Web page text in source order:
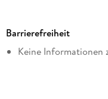
Altersempfehlung
von 9 bis 11 Jahren
Barrierefreiheit
Keine Informationen